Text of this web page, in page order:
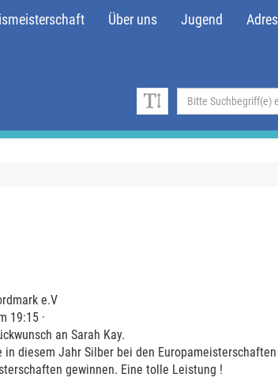
Über uns Jugend
e.V
19:15 ·
an Sarah Kay.
in diesem Jahr Silber bei den
gewinnen. Eine tolle Leistung !